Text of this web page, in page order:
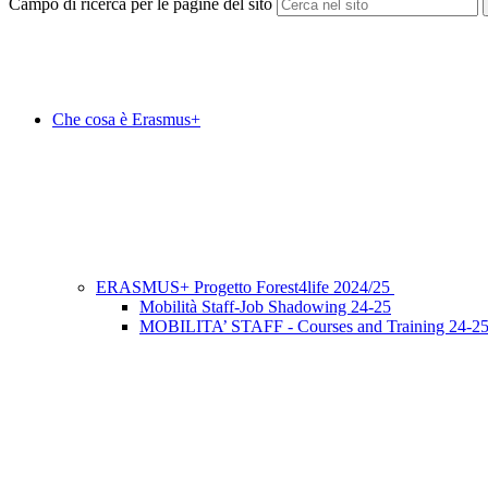
Campo di ricerca per le pagine del sito
Che cosa è Erasmus+
ERASMUS+ Progetto Forest4life 2024/25
Mobilità Staff-Job Shadowing 24-25
MOBILITA’ STAFF - Courses and Training 24-25